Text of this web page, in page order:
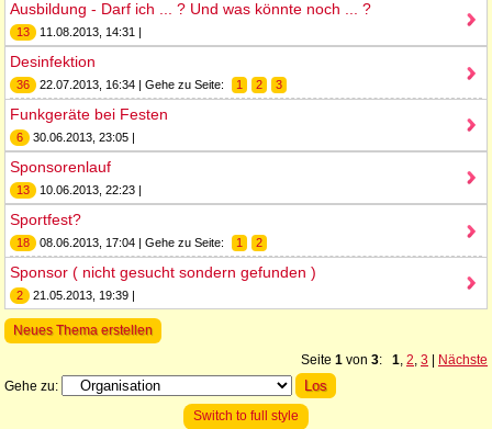
Ausbildung - Darf ich ... ? Und was könnte noch ... ?
13 11.08.2013, 14:31 |
Desinfektion
36 22.07.2013, 16:34 | Gehe zu Seite: 1 2 3
Funkgeräte bei Festen
6 30.06.2013, 23:05 |
Sponsorenlauf
13 10.06.2013, 22:23 |
Sportfest?
18 08.06.2013, 17:04 | Gehe zu Seite: 1 2
Sponsor ( nicht gesucht sondern gefunden )
2 21.05.2013, 19:39 |
Neues Thema erstellen
Seite 1 von 3: 1, 2, 3
Nächste
Gehe zu:
Switch to full style